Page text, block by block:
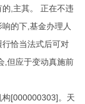
,主其。 正在不违
的下,基金办理人
恰当法式后可对
,但应于变动真施前
[000000303]。天